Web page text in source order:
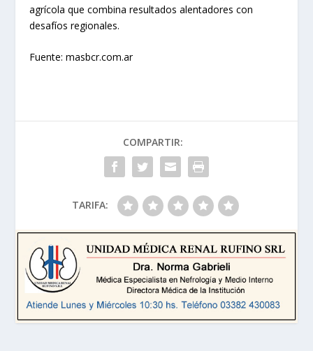
agrícola que combina resultados alentadores con
desafíos regionales.
Fuente: masbcr.com.ar
COMPARTIR:
TARIFA: